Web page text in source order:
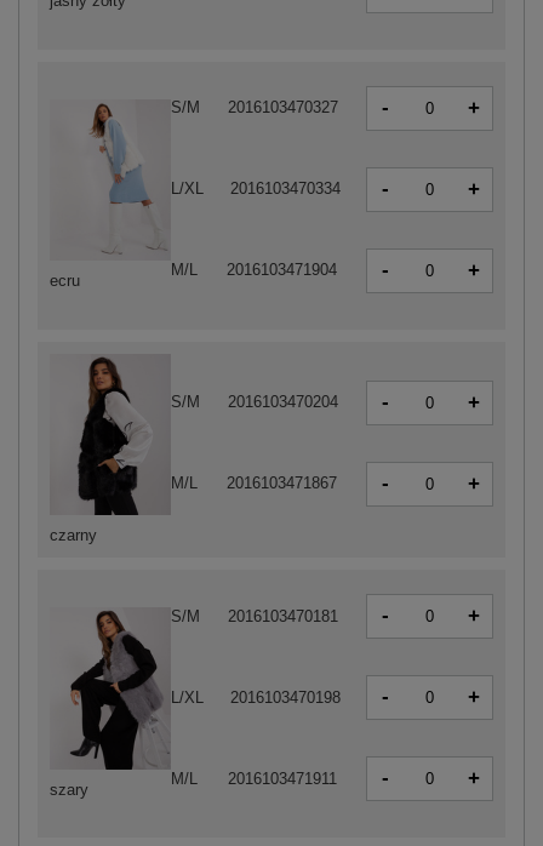
ecru
S/M 2016103470327 - +
L/XL 2016103470334 - +
M/L 2016103471904 - +
czarny
S/M 2016103470204 - +
M/L 2016103471867 - +
szary
S/M 2016103470181 - +
L/XL 2016103470198 - +
M/L 2016103471911 - +